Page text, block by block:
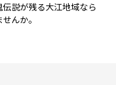
説が残る大江地域なら
んか。